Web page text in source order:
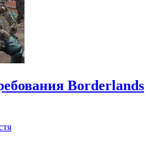
Borderlands